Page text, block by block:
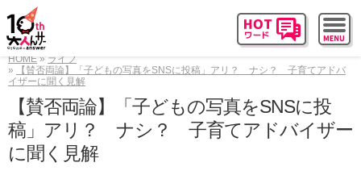
HOME
ライフ
【賛否両論】「子どもの写真をSNSに投稿」アリ？ ナシ？ 子育てアドバ
イザーに聞く見解
【賛否両論】「子どもの写真をSNSに投
稿」アリ？ ナシ？ 子育てアドバイザー
に聞く見解